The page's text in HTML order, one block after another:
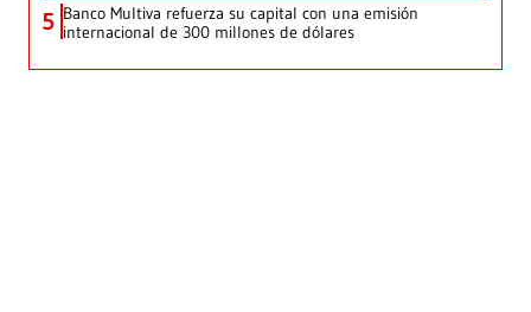
5 Banco Multiva refuerza su capital con una emisión
internacional de 300 millones de dólares